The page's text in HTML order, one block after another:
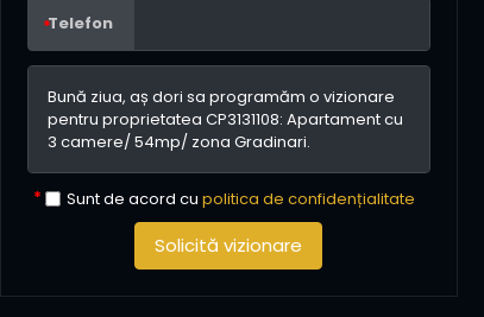
Telefon
Sunt de acord cu politica de confidențialitate
Solicită vizionare